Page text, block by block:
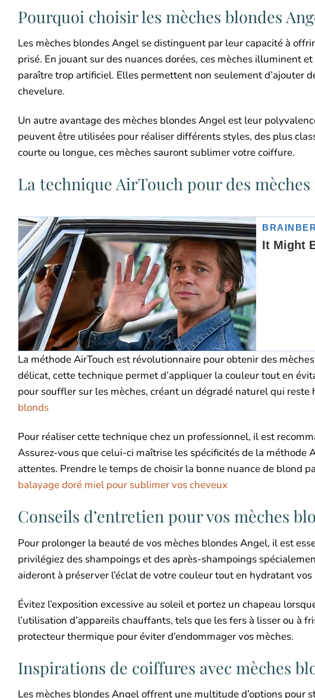
Pourquoi choisir les mèches blondes
Les mèches blondes Angel se distinguent par leur capacité à
prisé. En jouant sur des nuances dorées, ces mèches illuminent
paraître trop artificiel. Elles permettent non seulement d’ajouter
chevelure.
Un autre avantage des mèches blondes Angel est leur
peuvent être utilisées pour réaliser différents styles, des plus
courte ou longue, ces mèches sauront sublimer votre coiffure.
La technique AirTouch pour des mèches
La méthode AirTouch est révolutionnaire pour obtenir des
délicat, cette technique permet d’appliquer la couleur tout en
pour souffler sur les mèches, créant un dégradé naturel qui reste
blonds
Pour réaliser cette technique chez un professionnel, il est
Assurez-vous que celui-ci maîtrise les spécificités de la
attentes. Prendre le temps de choisir la bonne nuance de blond
balayage doré miel pour sublimer vos cheveux
Conseils d’entretien pour vos mèches
Pour prolonger la beauté de vos mèches blondes Angel, il est
privilégiez des shampoings et des après-shampoings
aideront à préserver l’éclat de votre couleur tout en hydratant vos
Évitez l’exposition excessive au soleil et portez un chapeau
l’utilisation d’appareils chauffants, tels que les fers à lisser ou à
protecteur thermique pour éviter d’endommager vos mèches.
Inspirations de coiffures avec mèches
Les mèches blondes Angel offrent une multitude d’options pour